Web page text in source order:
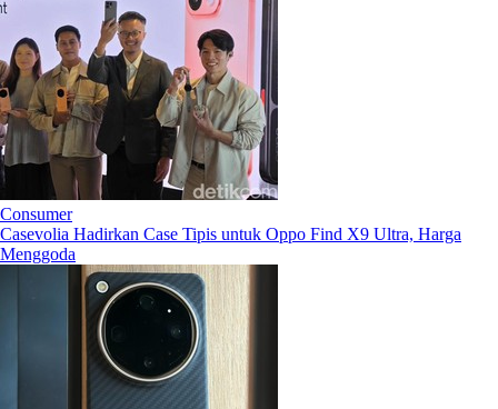
Consumer
Casevolia Hadirkan Case Tipis untuk Oppo Find X9 Ultra, Harga
Menggoda